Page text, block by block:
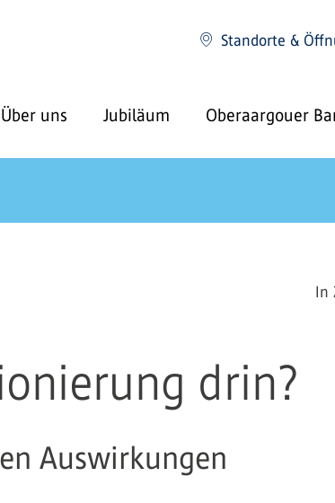
Standorte &
Über uns Jubiläum Oberaargouer
In
drin?
Auswirkungen